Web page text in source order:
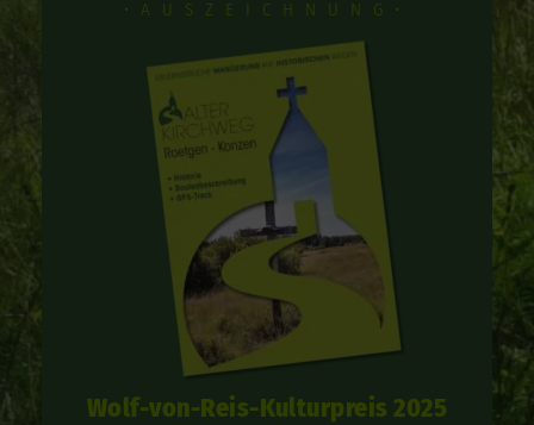
•AUSZEICHNUNG•
Wolf-von-Reis-Kulturpreis 2025